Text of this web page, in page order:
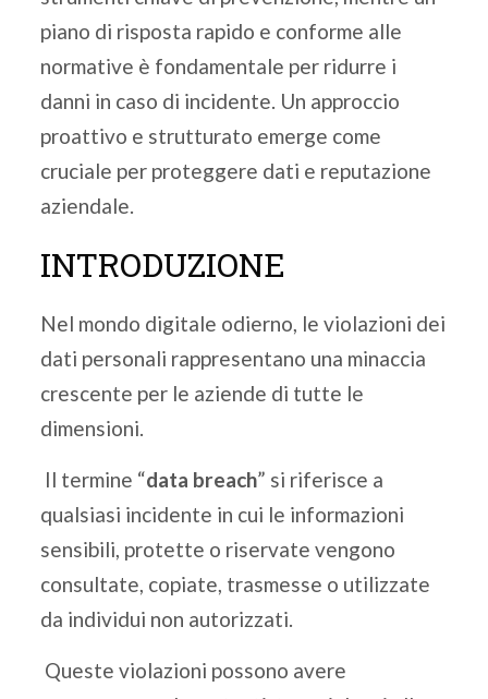
piano di risposta rapido e conforme alle
normative è fondamentale per ridurre i
danni in caso di incidente. Un approccio
proattivo e strutturato emerge come
cruciale per proteggere dati e reputazione
aziendale.
INTRODUZIONE
Nel mondo digitale odierno, le violazioni dei
dati personali rappresentano una minaccia
crescente per le aziende di tutte le
dimensioni.
Il termine “data breach” si riferisce a
qualsiasi incidente in cui le informazioni
sensibili, protette o riservate vengono
consultate, copiate, trasmesse o utilizzate
da individui non autorizzati.
Queste violazioni possono avere